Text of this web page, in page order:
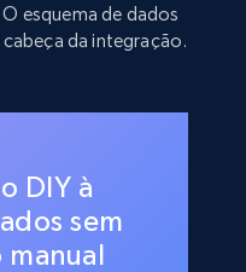
esquema de dados
da integração.
DIY à
sem